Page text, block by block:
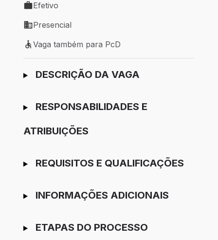
Tipo de vaga: Efetivo
Efetivo
Modelo de trabalho: Presencial
Presencial
Vaga também para PcD
Vaga também para PcD
Ir para candidatura
DESCRIÇÃO DA VAGA
RESPONSABILIDADES E
ATRIBUIÇÕES
REQUISITOS E QUALIFICAÇÕES
INFORMAÇÕES ADICIONAIS
ETAPAS DO PROCESSO